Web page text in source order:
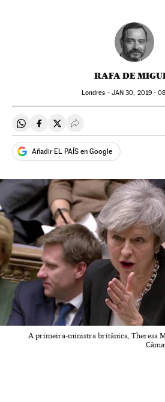
RAFA DE
Londres - JAN 30, 2019 -
Compartir en Whatsapp
Compartir en Facebook
Compartir en Twitter
Desplegar Redes
Añadir EL PAÍS en Google
A primeira-ministra britânica, Theresa